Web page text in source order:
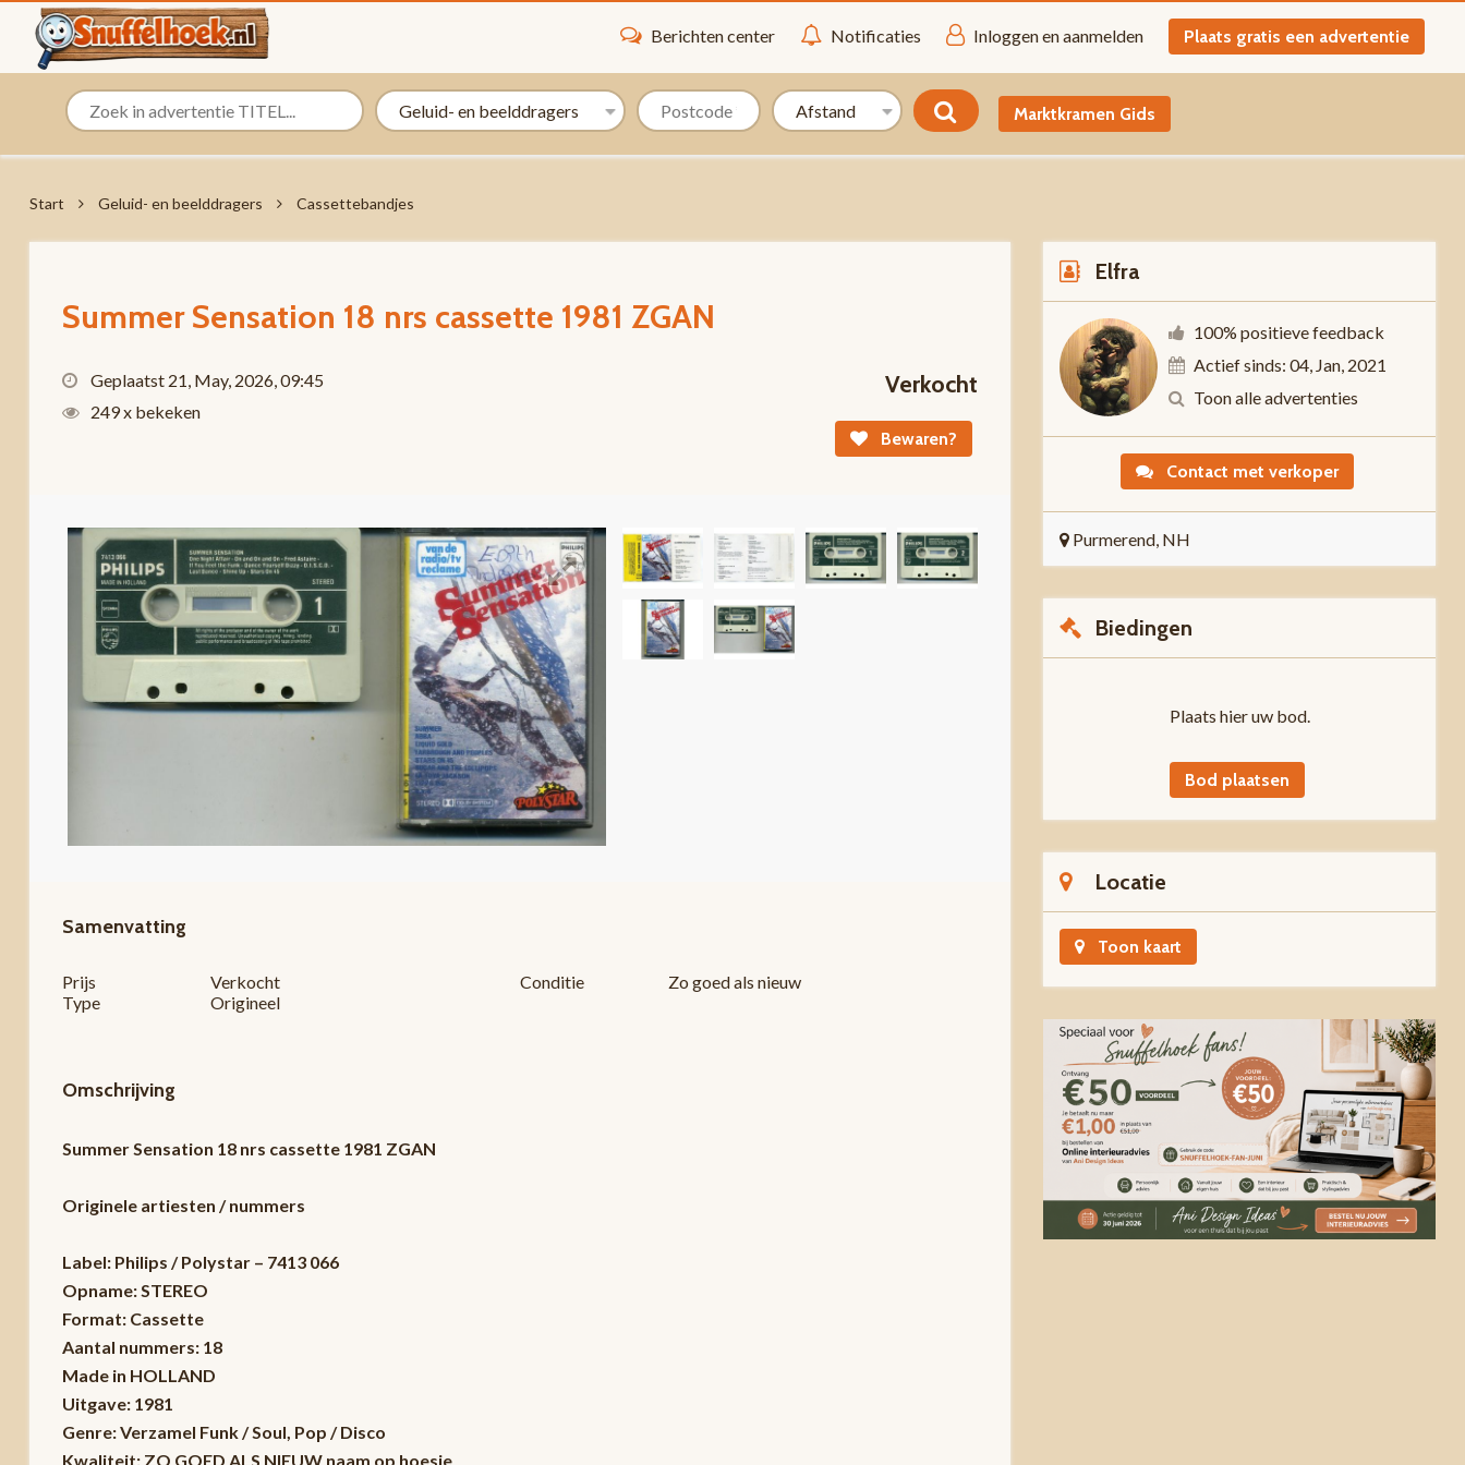
Berichten center Notificaties Inloggen en aanmelden Plaats gratis een advertentie
Marktkramen Gids
Start Geluid- en beelddragers Cassettebandjes
Summer Sensation 18 nrs cassette 1981 ZGAN
Geplaatst 21, May, 2026, 09:45
249 x bekeken
Verkocht
Bewaren?
Samenvatting
Prijs Verkocht Conditie
Zo goed als nieuw
Type
Origineel
Omschrijving
Summer Sensation 18 nrs cassette 1981 ZGAN
Originele artiesten / nummers
Label: Philips / Polystar – 7413 066
Opname: STEREO
Format: Cassette
Aantal nummers: 18
Made in HOLLAND
Uitgave: 1981
Genre: Verzamel Funk / Soul, Pop / Disco
Kwaliteit: ZO GOED ALS NIEUW naam op hoesje
Elfra
100% positieve feedback
Actief sinds: 04, Jan, 2021
Toon alle advertenties
Contact met verkoper
Purmerend, NH
Biedingen
Plaats hier uw bod.
Bod plaatsen
Locatie
Toon kaart